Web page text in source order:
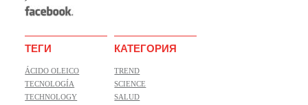
ТЕГИ
ÁCIDO OLEICO
TECNOLOGÍA
TECHNOLOGY
КАТЕГОРИЯ
TREND
SCIENCE
SALUD